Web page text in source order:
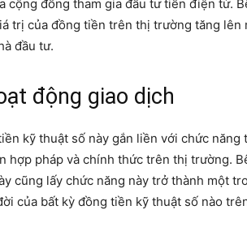
cộng đồng tham gia đầu tư tiền điện tử.
trị của đồng tiền trên thị trường tăng lên
đầu tư.
động giao dịch
kỹ thuật số này gắn liền với chức
hợp pháp và chính thức trên thị trường.
cũng lấy chức năng này trở thành một
của bất kỳ đồng tiền kỹ thuật số nào